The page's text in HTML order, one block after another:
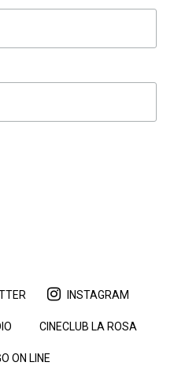
INSTAGRAM
CINECLUB LA ROSA
ON LINE